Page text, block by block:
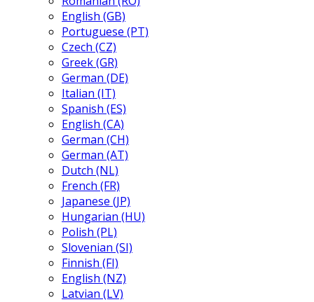
English (GB)
Portuguese (PT)
Czech (CZ)
Greek (GR)
German (DE)
Italian (IT)
Spanish (ES)
English (CA)
German (CH)
German (AT)
Dutch (NL)
French (FR)
Japanese (JP)
Hungarian (HU)
Polish (PL)
Slovenian (SI)
Finnish (FI)
English (NZ)
Latvian (LV)